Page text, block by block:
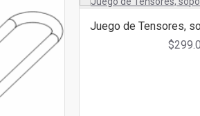
Juego de Tensores,